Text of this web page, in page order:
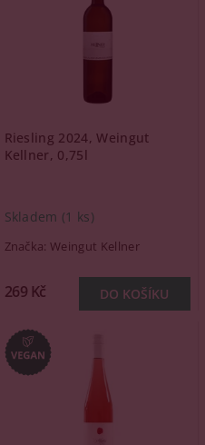
Riesling 2024, Weingut
Kellner, 0,75l
Skladem (1 ks)
Značka:Weingut Kellner
269 Kč